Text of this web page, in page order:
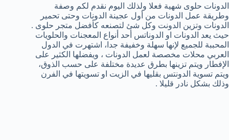
الدونات حلوى شهية فعلا ولذلك اليوم نقدم لكم وصفة
وطريقة عمل الدونات من أول عجينة الدونات وحتى تحمير
الدونات وتزين الدونت وكل شئ لتصنعه كأفضل متجر حلوى .
حيث يعد الدونات او الدوناتس أحد أنواع المعجنات والحلويات
المحببة للجميع لإنها سهلة وخفيفة جدا، اشتهرت في الدول
العربي محلات مخصصة لعمل الدونات ، ويفضلها الكثير على
الإفطار ويتم تزينها بطرق عديدة مختلفة على حسب الذوق،
ويتم تسوية الدونتس بقليها في الزيت او تسويتها في الفرن
وذلك بشكل نادر قليلا .